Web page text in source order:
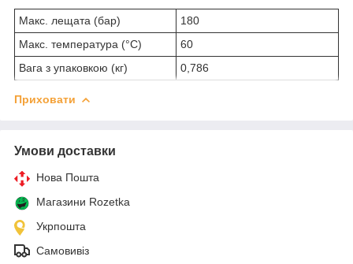
Макс. лещата (бар)
180
Макс. температура (°C)
60
Вага з упаковкою (кг)
0,786
Приховати
Умови доставки
Нова Пошта
Магазини Rozetka
Укрпошта
Самовивіз